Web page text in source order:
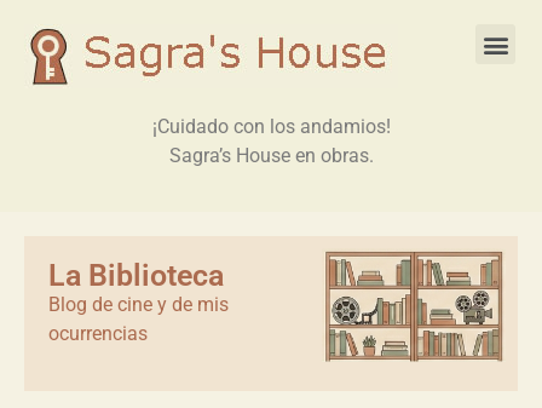
¡Cuidado con los andamios!
Sagra’s House en obras.
La Biblioteca
Blog de cine y de mis
ocurrencias